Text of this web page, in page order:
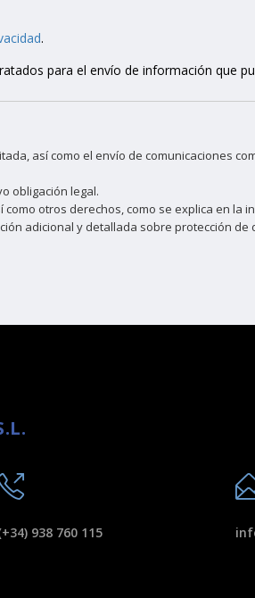
.
para el envío de información que
así como el envío de comunicaciones
obligación legal.
otros derechos, como se explica en la
adicional y detallada sobre protección de
938 760 115